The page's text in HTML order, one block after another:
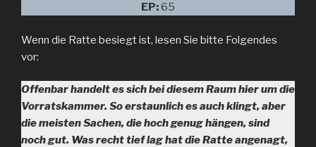
EP:65
Wenn die Ratte besiegt ist, lesen Sie bitte Folgendes
vor:
Offenbar handelt es sich bei diesem Raum hier um die
Vorratskammer. So erstaunlich es auch klingt, aber
die meisten Sachen, die hoch genug hängen, sind
noch gut. Was recht tief lag hat die Ratte angenagt,